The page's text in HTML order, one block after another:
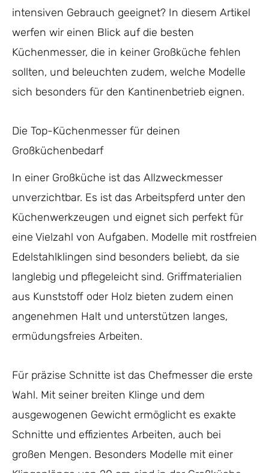
intensiven Gebrauch geeignet? In diesem Artikel
werfen wir einen Blick auf die besten
Küchenmesser, die in keiner Großküche fehlen
sollten, und beleuchten zudem, welche Modelle
sich besonders für den Kantinenbetrieb eignen.
Die Top-Küchenmesser für deinen
Großküchenbedarf
In einer Großküche ist das Allzweckmesser
unverzichtbar. Es ist das Arbeitspferd unter den
Küchenwerkzeugen und eignet sich perfekt für
eine Vielzahl von Aufgaben. Modelle mit rostfreien
Edelstahlklingen sind besonders beliebt, da sie
langlebig und pflegeleicht sind. Griffmaterialien
aus Kunststoff oder Holz bieten zudem einen
angenehmen Halt und unterstützen langes,
ermüdungsfreies Arbeiten.
Für präzise Schnitte ist das Chefmesser die erste
Wahl. Mit seiner breiten Klinge und dem
ausgewogenen Gewicht ermöglicht es exakte
Schnitte und effizientes Arbeiten, auch bei
großen Mengen. Besonders Modelle mit einer